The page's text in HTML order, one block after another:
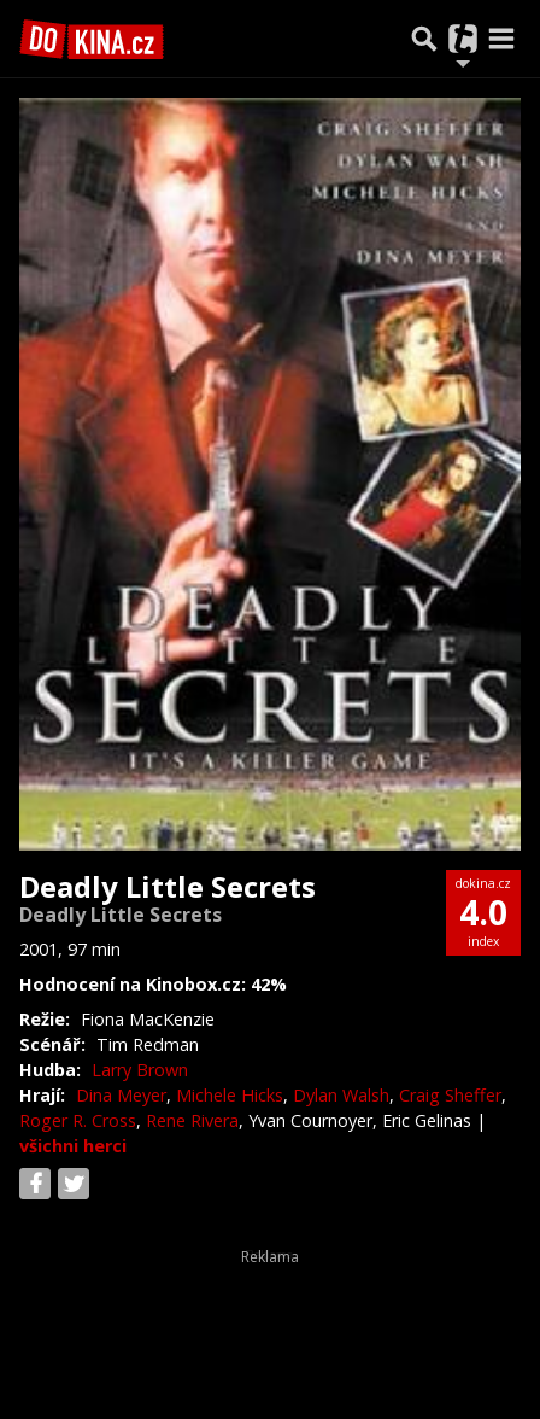
Deadly Little Secrets
Deadly Little Secrets
2001, 97 min
Hodnocení na Kinobox.cz: 42%
dokina.cz
4.0
index
Režie: Fiona MacKenzie
Scénář: Tim Redman
Hudba: Larry Brown
Hrají: Dina Meyer, Michele Hicks, Dylan Walsh, Craig Sheffer,
Roger R. Cross, Rene Rivera, Yvan Cournoyer, Eric Gelinas |
všichni herci